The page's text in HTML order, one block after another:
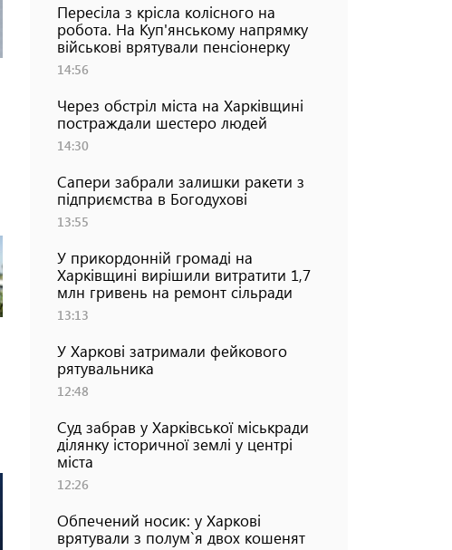
Пересіла з крісла колісного на
робота. На Куп'янському напрямку
військові врятували пенсіонерку
14:56
Через обстріл міста на Харківщині
постраждали шестеро людей
14:30
Сапери забрали залишки ракети з
підприємства в Богодухові
13:55
У прикордонній громаді на
Харківщині вирішили витратити 1,7
млн гривень на ремонт сільради
13:13
У Харкові затримали фейкового
рятувальника
12:48
Суд забрав у Харківської міськради
ділянку історичної землі у центрі
міста
12:26
Обпечений носик: у Харкові
врятували з полум`я двох кошенят